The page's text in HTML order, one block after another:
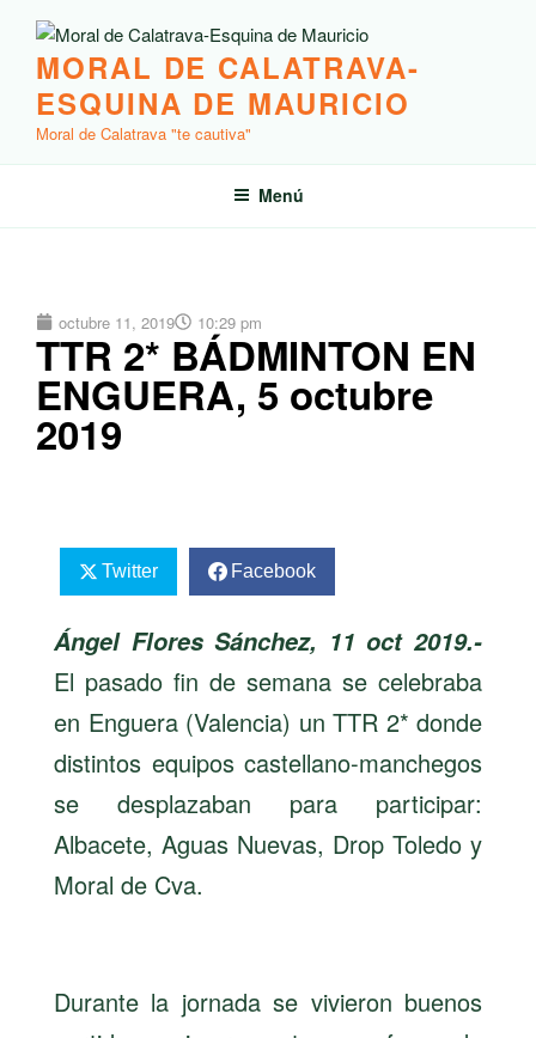
MORAL DE CALATRAVA-
ESQUINA DE MAURICIO
Moral de Calatrava "te cautiva"
Menú
octubre 11, 2019 10:29 pm
TTR 2* BÁDMINTON EN
ENGUERA, 5 octubre
2019
Twitter Facebook
Ángel Flores Sánchez, 11 oct 2019.-
El pasado fin de semana se celebraba
en Enguera (Valencia) un TTR 2* donde
distintos equipos castellano-manchegos
se desplazaban para participar:
Albacete, Aguas Nuevas, Drop Toledo y
Moral de Cva.
Durante la jornada se vivieron buenos